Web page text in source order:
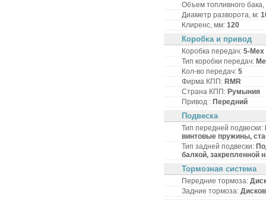
Объем топливного
Диаметр разворота, м:
Клиренс, мм: 120
Коробка и привод
Коробка передач: 5-Мех
Тип коробки передач:
Кол-во передач: 5
Фирма КПП: RMR
Страна КПП: Румыния
Привод : Передний
Подвеска
Тип передней подвески:
винтовые пружины,
Тип задней подвески:
балкой, закрепленной
Тормозная система
Передние тормоза:
Задние тормоза: